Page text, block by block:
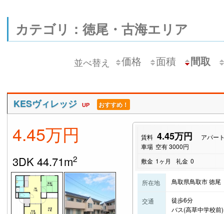
カテゴリ：徳尾・古海エリア
並べ替え 価格 面積 間取
KESヴィレッジ UP おすすめ！
4.45万円
3DK 44.71m2
賃料 4.45万円
アパー
車場 空有 3000円
敷金 1ヶ月 礼金 0
所在地 鳥取県鳥取市 徳尾
交通
徒歩6分
バス(高草中学校前)